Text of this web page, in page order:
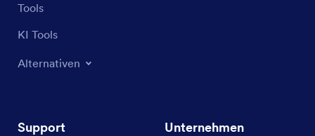
Tools
KI Tools
Alternativen
Support Unternehmen